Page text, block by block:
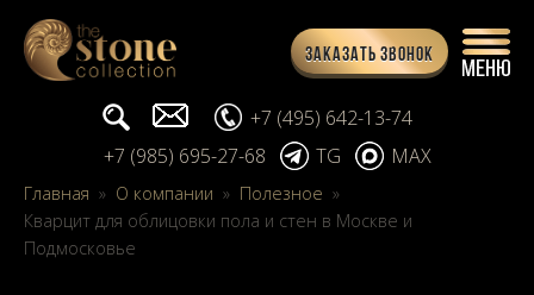
Заказать звонок
Поиск... info@stone-collection.ru
+7 (495) 642-13-74
+7 (985) 695-27-68
TG MAX
Главная » О компании » Полезное »
Кварцит для облицовки пола и стен в Москве и
Подмосковье